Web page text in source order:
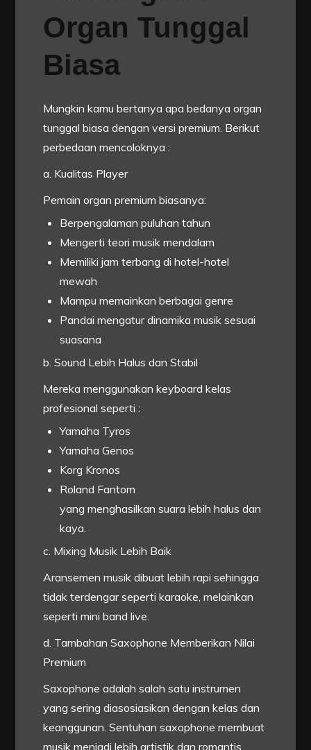
Organ Tunggal
Biasa
Mungkin kamu bertanya apa bedanya organ
tunggal biasa dengan versi premium. Berikut
perbedaan mencoloknya :
a. Kualitas Player
Pemain organ premium biasanya:
Berpengalaman puluhan tahun
Mengerti teori musik mendalam
Memiliki jam terbang di hotel-hotel
mewah
Mampu memainkan berbagai genre
Pandai mengatur dinamika musik sesuai
suasana
b. Sound Lebih Halus dan Stabil
Mereka menggunakan keyboard kelas
profesional seperti :
Yamaha Tyros
Yamaha Genos
Korg Kronos
Roland Fantom
yang menghasilkan suara lebih halus dan
kaya.
c. Mixing Musik Lebih Baik
Aransemen musik dibuat lebih rapi sehingga
tidak terdengar seperti karaoke, melainkan
seperti mini band live.
d. Tambahan Saxophone Memberikan Nilai
Premium
Saxophone adalah salah satu instrumen
yang sering diasosiasikan dengan kelas dan
keanggunan. Sentuhan saxophone membuat
musik menjadi lebih artistik dan romantis.